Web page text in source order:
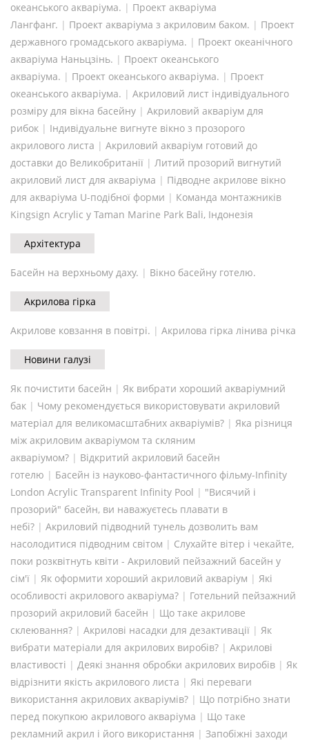
океанського акваріума. | Проект акваріума
Лангфанг. | Проект акваріума з акриловим баком. | Проект
державного громадського акваріума. | Проект океанічного
акваріума Наньцзінь. | Проект океанського
акваріума. | Проект океанського акваріума. | Проект
океанського акваріума. | Акриловий лист індивідуального
розміру для вікна басейну | Акриловий акваріум для
рибок | Індивідуальне вигнуте вікно з прозорого
акрилового листа | Акриловий акваріум готовий до
доставки до Великобританії | Литий прозорий вигнутий
акриловий лист для акваріума | Підводне акрилове вікно
для акваріума U-подібної форми | Команда монтажників
Kingsign Acrylic у Taman Marine Park Bali, Індонезія
Архітектура
Басейн на верхньому даху. | Вікно басейну готелю.
Акрилова гірка
Акрилове ковзання в повітрі. | Акрилова гірка лінива річка
Новини галузі
Як почистити басейн | Як вибрати хороший акваріумний
бак | Чому рекомендується використовувати акриловий
матеріал для великомасштабних акваріумів? | Яка різниця
між акриловим акваріумом та скляним
акваріумом? | Відкритий акриловий басейн
готелю | Басейн із науково-фантастичного фільму-Infinity
London Acrylic Transparent Infinity Pool | "Висячий і
прозорий" басейн, ви наважуєтесь плавати в
небі? | Акриловий підводний тунель дозволить вам
насолодитися підводним світом | Слухайте вітер і чекайте,
поки розквітнуть квіти - Акриловий пейзажний басейн у
сім'ї | Як оформити хороший акриловий акваріум | Які
особливості акрилового акваріума? | Готельний пейзажний
прозорий акриловий басейн | Що таке акрилове
склеювання? | Акрилові насадки для дезактивації | Як
вибрати матеріали для акрилових виробів? | Акрилові
властивості | Деякі знання обробки акрилових виробів | Як
відрізнити якість акрилового листа | Які переваги
використання акрилових акваріумів? | Що потрібно знати
перед покупкою акрилового акваріума | Що таке
рекламний акрил і його використання | Запобіжні заходи